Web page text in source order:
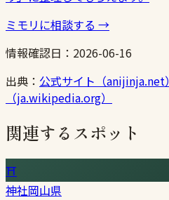
ミモリに相談する →
情報確認日： 2026-06-16
出典： 公式サイト（anijinja.net）
（ja.wikipedia.org）
関連するスポット
⛩
神社岡山県